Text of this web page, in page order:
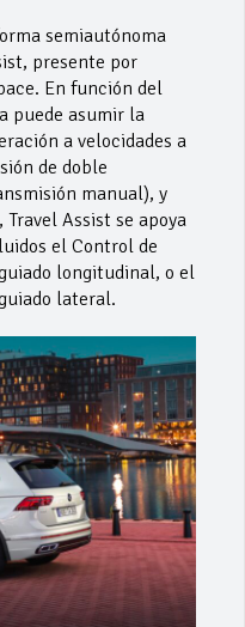
semiautónoma
presente por
En función del
puede asumir la
a velocidades a
de doble
manual), y
Assist se apoya
el Control de
longitudinal, o el
lateral.